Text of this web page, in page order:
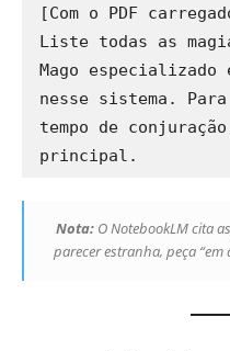
[Com o PDF
Liste todas as
Mago especializado
nesse sistema.
tempo de
Nota:O NotebookLM cita
parecer estranha, peça